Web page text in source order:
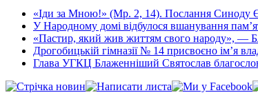
«Іди за Мною!» (Мр. 2, 14). Послання Синоду
У Народному домі відбулося вшанування
«Пастир, який жив життям свого народу», —
Дрогобицькій гімназії № 14 присвоєно імʼя
Глава УГКЦ Блаженніший Святослав